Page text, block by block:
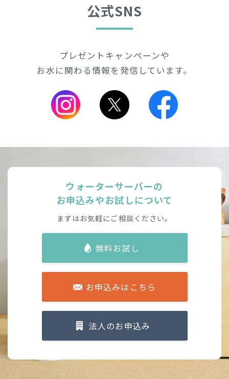
公式SNS
プレゼントキャンペーンや
お水に関わる情報を発信しています。
ウォーターサーバーの
お申込みやお試しについて
まずはお気軽にご相談ください。
無料お試し
お申込みはこちら
法人のお申込み